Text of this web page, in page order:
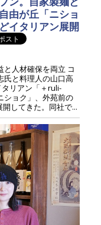
由が丘「ニショ
イタリアン展開
人材確保を両立 コ
氏と料理人の山口高
リアン「＋ruli-
ショク」、外苑前の
してきた。同社で...